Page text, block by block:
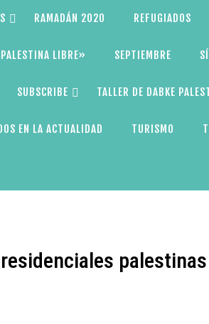
RAMADÁN 2020 REFUGIADOS
LIBRE» SEPTIEMBRE
SUBSCRIBE TALLER DE DABKE
EN LA ACTUALIDAD TURISMO
‪‎palestinas‬